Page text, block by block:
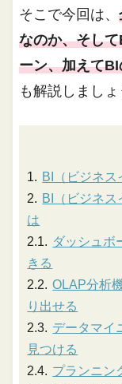
そこで今回は、
なのか、そし
ーン、加えて
も解説しましょ
BI（ビジネス
BI（ビジネス
は
ダッシュボ
きる
OLAP分析
り出せる
データマイ
見つける
プランニン